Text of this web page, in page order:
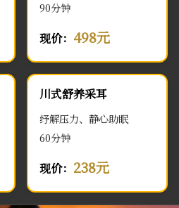
90分钟
现价： 498元
川式舒养采耳
纾解压力、静心助眠
60分钟
现价： 238元